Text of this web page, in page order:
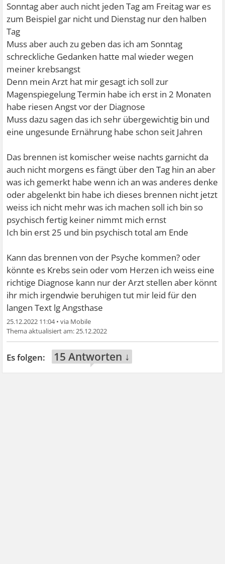
Sonntag aber auch nicht jeden Tag am Freitag war es
zum Beispiel gar nicht und Dienstag nur den halben
Tag
Muss aber auch zu geben das ich am Sonntag
schreckliche Gedanken hatte mal wieder wegen
meiner krebsangst
Denn mein Arzt hat mir gesagt ich soll zur
Magenspiegelung Termin habe ich erst in 2 Monaten
habe riesen Angst vor der Diagnose
Muss dazu sagen das ich sehr übergewichtig bin und
eine ungesunde Ernährung habe schon seit Jahren
Das brennen ist komischer weise nachts garnicht da
auch nicht morgens es fängt über den Tag hin an aber
was ich gemerkt habe wenn ich an was anderes denke
oder abgelenkt bin habe ich dieses brennen nicht jetzt
weiss ich nicht mehr was ich machen soll ich bin so
psychisch fertig keiner nimmt mich ernst
Ich bin erst 25 und bin psychisch total am Ende
Kann das brennen von der Psyche kommen? oder
könnte es Krebs sein oder vom Herzen ich weiss eine
richtige Diagnose kann nur der Arzt stellen aber könnt
ihr mich irgendwie beruhigen tut mir leid für den
langen Text lg Angsthase
25.12.2022 11:04•
25.12.2022
15 Antworten ↓